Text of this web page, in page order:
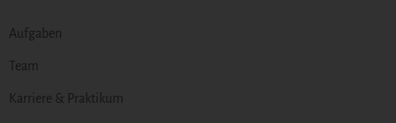
Aufgaben
Team
Karriere & Praktikum